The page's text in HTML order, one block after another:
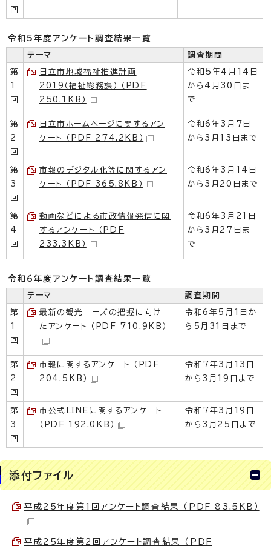
回
令和5年度アンケート調査結果一覧
テーマ 調査期間
第
1
回
日立市地域福祉推進計画
2019（福祉総務課） （PDF
250.1KB）
令和5年4月14日
から4月30日ま
で
第
2
回
日立市ホームページに関するアン
ケート （PDF 274.2KB）
令和6年3月7日
から3月13日まで
第
3
回
市報のデジタル化等に関するアン
ケート （PDF 365.8KB）
令和6年3月14日
から3月20日まで
第
4
回
動画などによる市政情報発信に関
するアンケート （PDF
233.3KB）
令和6年3月21日
から3月27日ま
で
令和6年度アンケート調査結果一覧
テーマ 調査期間
第
1
回
最新の観光ニーズの把握に向け
たアンケート （PDF 710.9KB）
令和6年5月1日か
ら5月31日まで
第
2
回
市報に関するアンケート （PDF
204.5KB）
令和7年3月13日
から3月19日まで
第
3
回
市公式LINEに関するアンケート
（PDF 192.0KB）
令和7年3月19日
から3月25日まで
添付ファイル
平成25年度第1回アンケート調査結果 （PDF 83.5KB）
平成25年度第2回アンケート調査結果 （PDF